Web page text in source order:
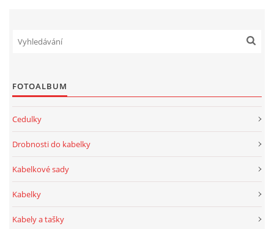
FOTOALBUM
Cedulky
Drobnosti do kabelky
Kabelkové sady
Kabelky
Kabely a tašky